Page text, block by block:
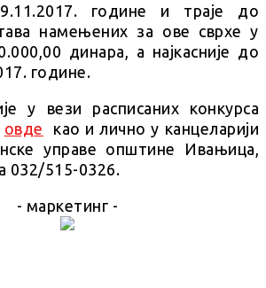
године и траје до
намењених за ове сврхе у
динара, а најкасније до
године.
у вези расписаних конкурса
овде као и лично у канцеларији
управе општине Ивањица,
032/515-0326.
- маркетинг -